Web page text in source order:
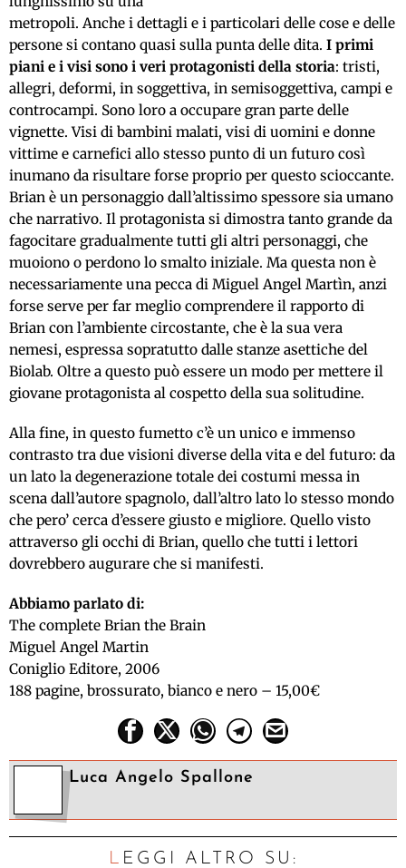
metropoli. Anche i dettagli e i particolari delle cose e delle
persone si contano quasi sulla punta delle dita. I primi
piani e i visi sono i veri protagonisti della storia: tristi,
allegri, deformi, in soggettiva, in semisoggettiva, campi e
controcampi. Sono loro a occupare gran parte delle
vignette. Visi di bambini malati, visi di uomini e donne
vittime e carnefici allo stesso punto di un futuro così
inumano da risultare forse proprio per questo scioccante.
Brian è un personaggio dall’altissimo spessore sia umano
che narrativo. Il protagonista si dimostra tanto grande da
fagocitare gradualmente tutti gli altri personaggi, che
muoiono o perdono lo smalto iniziale. Ma questa non è
necessariamente una pecca di Miguel Angel Martìn, anzi
forse serve per far meglio comprendere il rapporto di
Brian con l’ambiente circostante, che è la sua vera
nemesi, espressa sopratutto dalle stanze asettiche del
Biolab. Oltre a questo può essere un modo per mettere il
giovane protagonista al cospetto della sua solitudine.
Alla fine, in questo fumetto c’è un unico e immenso
contrasto tra due visioni diverse della vita e del futuro: da
un lato la degenerazione totale dei costumi messa in
scena dall’autore spagnolo, dall’altro lato lo stesso mondo
che pero’ cerca d’essere giusto e migliore. Quello visto
attraverso gli occhi di Brian, quello che tutti i lettori
dovrebbero augurare che si manifesti.
Abbiamo parlato di:
The complete Brian the Brain
Miguel Angel Martin
Coniglio Editore, 2006
188 pagine, brossurato, bianco e nero – 15,00€
Luca Angelo Spallone
LEGGI ALTRO SU: